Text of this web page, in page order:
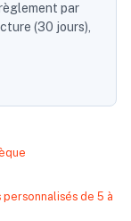
par
(30 jours),
de 5 à